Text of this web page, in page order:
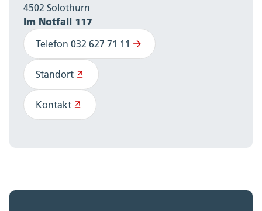
4502 Solothurn
Im Notfall 117
Telefon 032 627 71 11
Standort
Kontakt